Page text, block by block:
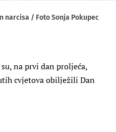
narcisa / Foto Sonja Pokupec
na prvi dan proljeća,
cvjetova obilježili Dan